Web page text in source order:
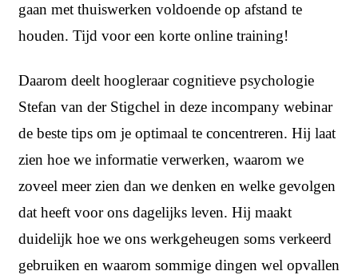
gaan met thuiswerken voldoende op afstand te
houden. Tijd voor een korte online training!
Daarom deelt hoogleraar cognitieve psychologie
Stefan van der Stigchel in deze incompany webinar
de beste tips om je optimaal te concentreren. Hij laat
zien hoe we informatie verwerken, waarom we
zoveel meer zien dan we denken en welke gevolgen
dat heeft voor ons dagelijks leven. Hij maakt
duidelijk hoe we ons werkgeheugen soms verkeerd
gebruiken en waarom sommige dingen wel opvallen